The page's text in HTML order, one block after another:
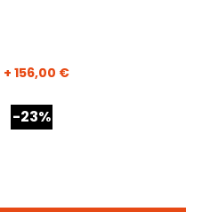
+ 156,00 €
-23%